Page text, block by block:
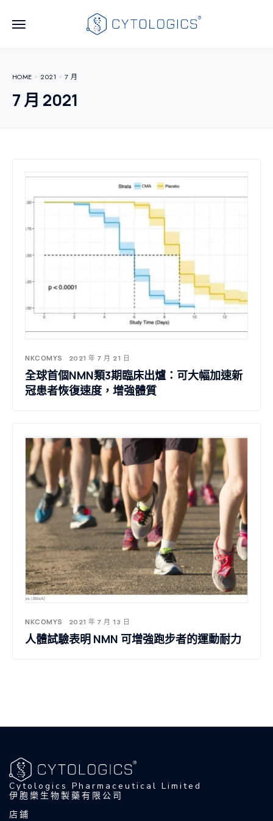
HOME 2021 7 月
7 月 2021
NKCOMYS 2021 年 7 月 21 日
全球首個NMN類3期臨床出爐：可大幅加速新
冠患者恢復速度，增強體質
NKCOMYS 2021 年 7 月 13 日
人體試驗表明 NMN 可增強跑步者的運動耐力
Cytologics Pharmaceutical Limited
伊胞樂生物製藥有限公司
店鋪